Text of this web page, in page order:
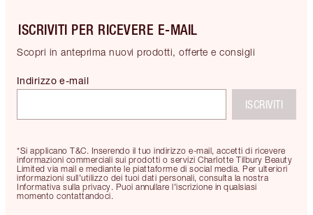
ISCRIVITI PER RICEVERE E-MAIL
Scopri in anteprima nuovi prodotti, offerte e consigli
*Si applicano T&C. Inserendo il tuo indirizzo e-mail, accetti di ricevere
informazioni commerciali sui prodotti o servizi Charlotte Tilbury Beauty
Limited via mail e mediante le piattaforme di social media. Per ulteriori
informazioni sull'utilizzo dei tuoi dati personali, consulta la nostra
Informativa sulla privacy. Puoi annullare l'iscrizione in qualsiasi
momento contattandoci.
Indirizzo e-mail
ISCRIVITI